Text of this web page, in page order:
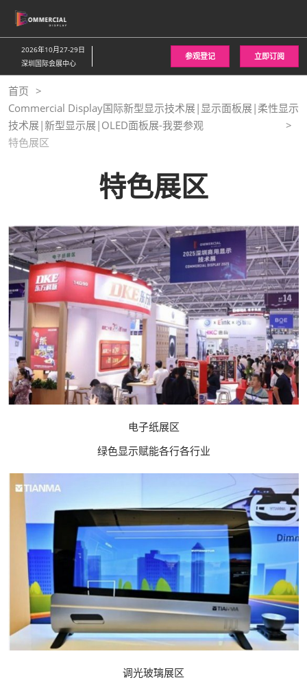
直
接
跳
至
内
容
2026年10月27-29日
深圳国际会展中心
参观登记 立即订阅
首页
Commercial Display国际新型显示技术展|显示面板展|柔性显示
技术展|新型显示展|OLED面板展-我要参观
特色展区
特色展区
电子纸展区​
绿色显示赋能各行各行业
调光玻璃展区​